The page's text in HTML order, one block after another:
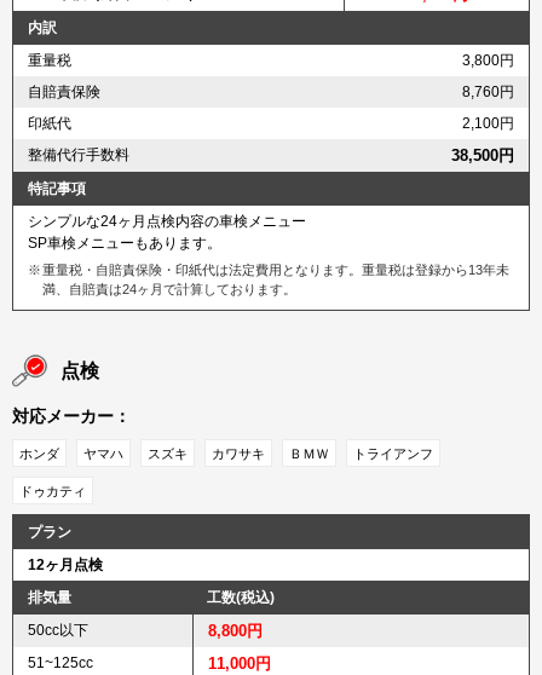
内訳
重量税
3,800円
自賠責保険
8,760円
印紙代
2,100円
整備代行手数料
38,500円
特記事項
シンプルな24ヶ月点検内容の車検メニュー
SP車検メニューもあります。
重量税・自賠責保険・印紙代は法定費用となります。重量税は登録から13年未
満、自賠責は24ヶ月で計算しております。
点検
対応メーカー：
ホンダ ヤマハ スズキ カワサキ ＢＭＷ トライアンフ
ドゥカティ
プラン
12ヶ月点検
排気量
工数(税込)
50cc以下
8,800円
51~125cc 11,000円